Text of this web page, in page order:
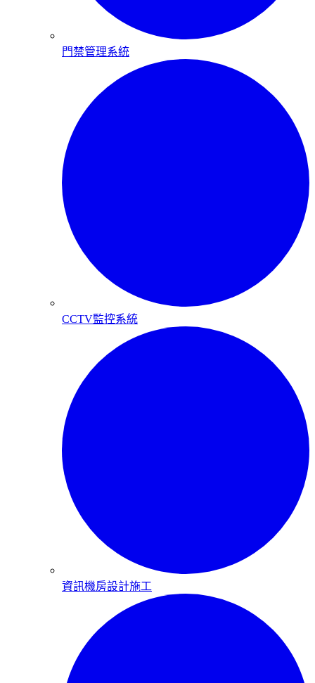
門禁管理系統
CCTV監控系統
資訊機房設計施工